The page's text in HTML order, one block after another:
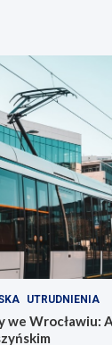
UTRUDNIENIA
we Wrocławiu: